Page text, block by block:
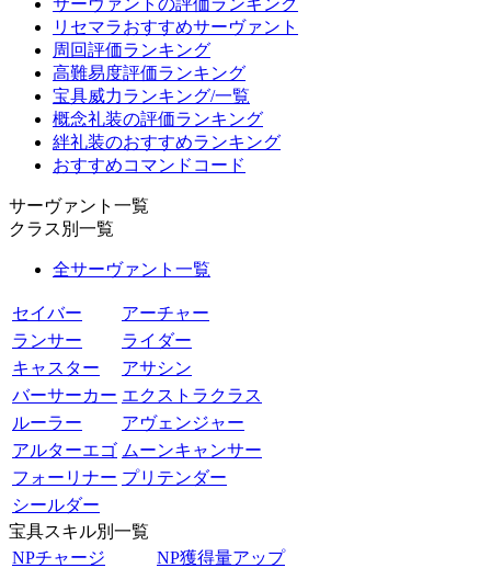
サーヴァントの評価ランキング
リセマラおすすめサーヴァント
周回評価ランキング
高難易度評価ランキング
宝具威力ランキング/一覧
概念礼装の評価ランキング
絆礼装のおすすめランキング
おすすめコマンドコード
サーヴァント一覧
クラス別一覧
全サーヴァント一覧
セイバー
アーチャー
ランサー
ライダー
キャスター
アサシン
バーサーカー エクストラクラス
ルーラー
アヴェンジャー
アルターエゴ ムーンキャンサー
フォーリナー プリテンダー
シールダー
宝具スキル別一覧
NPチャージ
NP獲得量アップ